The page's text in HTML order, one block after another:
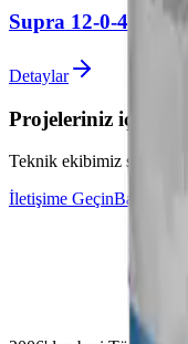
Supra 12-0-45+ME
Detaylar
Projeleriniz için
Teknik ekibimiz
İletişime GeçinBayi Olun